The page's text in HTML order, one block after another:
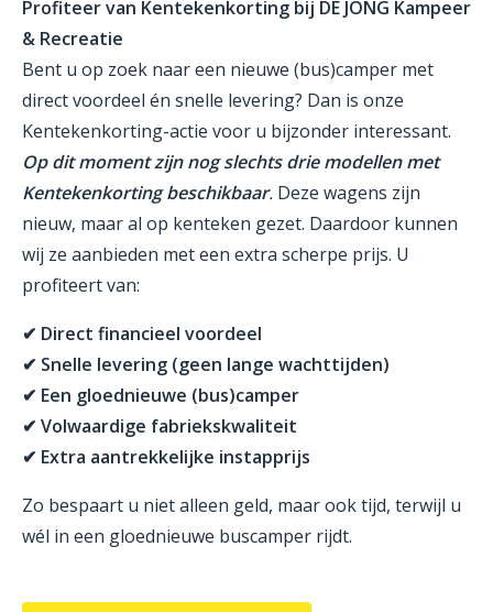
Profiteer van Kentekenkorting bij DE JONG Kampeer
& Recreatie
Bent u op zoek naar een nieuwe (bus)camper met
direct voordeel én snelle levering? Dan is onze
Kentekenkorting-actie voor u bijzonder interessant.
Op dit moment zijn nog slechts drie modellen met
Kentekenkorting beschikbaar. Deze wagens zijn
nieuw, maar al op kenteken gezet. Daardoor kunnen
wij ze aanbieden met een extra scherpe prijs. U
profiteert van:
✔ Direct financieel voordeel
✔ Snelle levering (geen lange wachttijden)
✔ Een gloednieuwe (bus)camper
✔ Volwaardige fabriekskwaliteit
✔ Extra aantrekkelijke instapprijs
Zo bespaart u niet alleen geld, maar ook tijd, terwijl u
wél in een gloednieuwe buscamper rijdt.